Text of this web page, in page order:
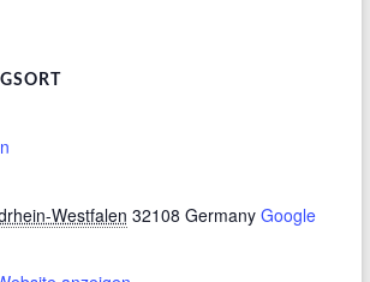
Westfalen 32108 Germany Google